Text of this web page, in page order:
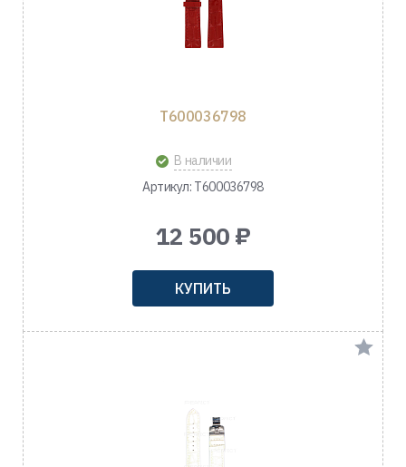
T600036798
В наличии
Артикул: T600036798
12 500 ₽
КУПИТЬ